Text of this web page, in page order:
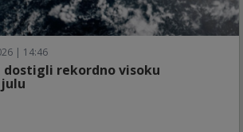
| 14:46
rekordno visoku